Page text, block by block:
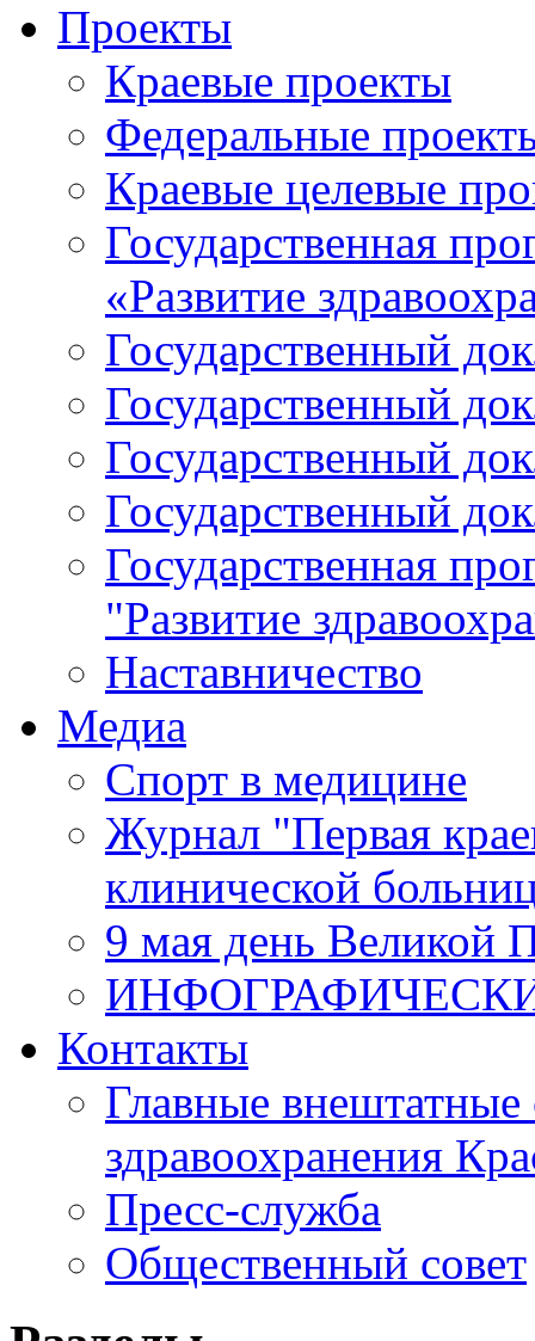
Проекты
Краевые проекты
Федеральные
Краевые целевые
Государственная
«Развитие
Государственный
Государственный
Государственный
Государственный
Государственная
"Развитие
Наставничество
Медиа
Спорт в медицине
Журнал "Первая
клинической
9 мая день Великой
Контакты
Главные внештатные
здравоохранения
Пресс-служба
Общественный совет